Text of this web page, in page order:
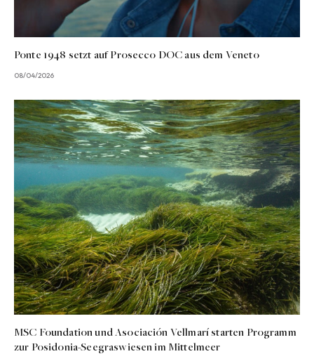
Ponte 1948 setzt auf Prosecco DOC aus dem Veneto
08/04/2026
MSC Foundation und Asociación Vellmarí starten Programm
zur Posidonia-Seegraswiesen im Mittelmeer